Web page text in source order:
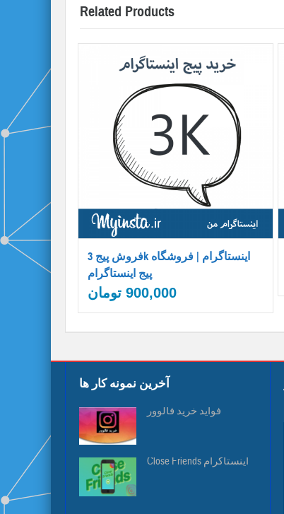
Related Products
فروش پیج 3k اینستاگرام | فروشگاه
پیج اینستاگرام
900,000 تومان
آخرین نمونه کار ها
فواید خرید فالوور
Close Friends اینستاگرام